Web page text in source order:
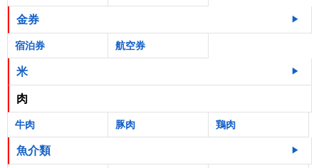
金券
宿泊券 航空券
米
肉
牛肉 豚肉 鶏肉
魚介類